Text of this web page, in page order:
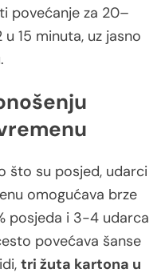
povećanje za 20–
15 minuta, uz jasno
što su posjed, udarci
omogućava brze
posjeda i 3-4 udarca
povećava šanse
tri žuta kartona u